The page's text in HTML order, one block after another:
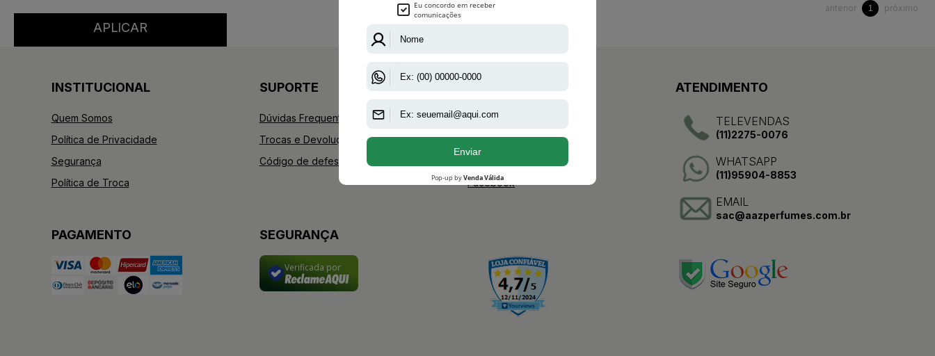
anterior 1 próximo
INSTITUCIONAL
Quem Somos
Política de Privacidade
Segurança
Política de Troca
SUPORTE
Dúvidas Frequentes
Trocas e Devoluções
Código de defesa do consumidor
Blog
Youtube
Facebook
ATENDIMENTO
TELEVENDAS
(11)2275-0076
WHATSAPP
(11)95904-8853
EMAIL
sac@aazperfumes.com.br
PAGAMENTO SEGURANÇA
Verificada por